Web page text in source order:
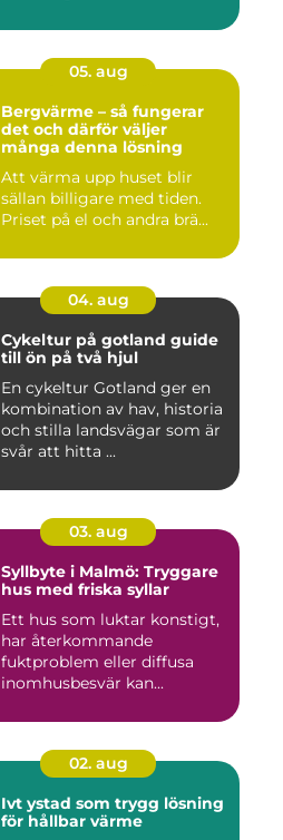
05. aug
Bergvärme – så fungerar
det och därför väljer
många denna lösning
Att värma upp huset blir
sällan billigare med tiden.
Priset på el och andra brä...
04. aug
Cykeltur på gotland guide
till ön på två hjul
En cykeltur Gotland ger en
kombination av hav, historia
och stilla landsvägar som är
svår att hitta ...
03. aug
Syllbyte i Malmö: Tryggare
hus med friska syllar
Ett hus som luktar konstigt,
har återkommande
fuktproblem eller diffusa
inomhusbesvär kan...
02. aug
Ivt ystad som trygg lösning
för hållbar värme